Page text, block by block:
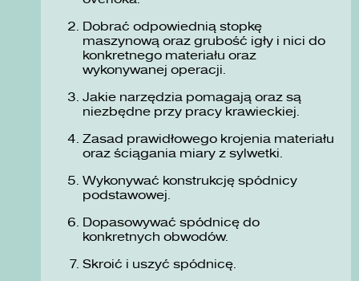
Dobrać odpowiednią stopkę
maszynową oraz grubość igły i nici do
konkretnego materiału oraz
wykonywanej operacji.
Jakie narzędzia pomagają oraz są
niezbędne przy pracy krawieckiej.
Zasad prawidłowego krojenia materiału
oraz ściągania miary z sylwetki.
Wykonywać konstrukcję spódnicy
podstawowej.
Dopasowywać spódnicę do
konkretnych obwodów.
Skroić i uszyć spódnicę.